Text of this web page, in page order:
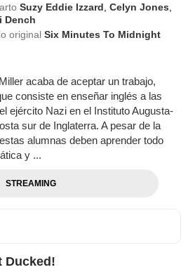
Suzy Eddie Izzard ,Celyn Jones
Dench
originalSix Minutes To Midnight
acaba de aceptar un trabajo,
consiste en enseñar inglés a las
ejército Nazi en el Instituto Augusta-
sur de Inglaterra. A pesar de la
alumnas deben aprender todo
y ...
STREAMING
Ducked!